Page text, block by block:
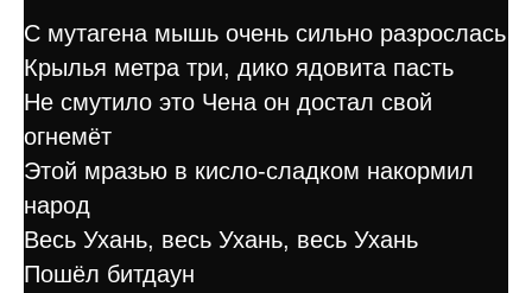
С мутагена мышь очень сильно разрослась
Крылья метра три, дико ядовита пасть
Не смутило это Чена он достал свой
огнемёт
Этой мразью в кисло-сладком накормил
народ
Весь Ухань, весь Ухань, весь Ухань
Пошёл битдаун